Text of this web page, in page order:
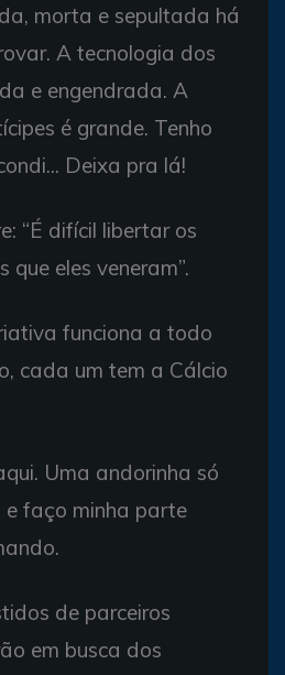
morta e sepultada há
A tecnologia dos
e engendrada. A
é grande. Tenho
Deixa pra lá!
“É difícil libertar os
que eles veneram”.
funciona a todo
cada um tem a Cálcio
Uma andorinha só
e faço minha parte
de parceiros
em busca dos